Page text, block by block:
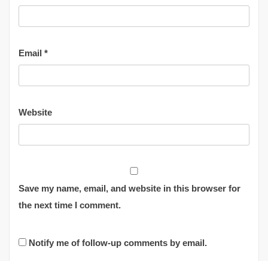
Email *
Website
Save my name, email, and website in this browser for
the next time I comment.
Notify me of follow-up comments by email.